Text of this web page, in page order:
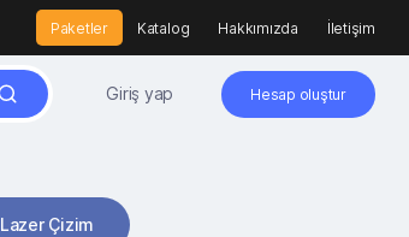
Paketler Katalog Hakkımızda İletişim
Giriş yap Hesap oluştur
Lazer Çizim